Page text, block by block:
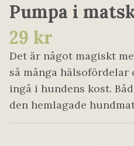
Pumpa i
29 kr
Det är något magiskt
så många
ingå i hundens kost.
den hemlagade